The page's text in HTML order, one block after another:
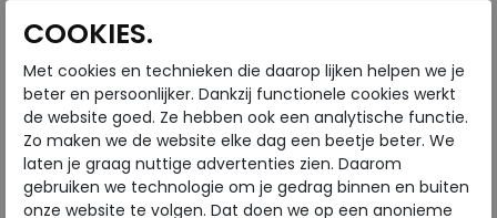
Gabor
Piedi Nudi
Pikolinos
Solidus
Think
Waldlaufer
Westland
COOKIES.
Met cookies en technieken die daarop lijken helpen we je
beter en persoonlijker. Dankzij functionele cookies werkt
de website goed. Ze hebben ook een analytische functie.
Zo maken we de website elke dag een beetje beter. We
laten je graag nuttige advertenties zien. Daarom
gebruiken we technologie om je gedrag binnen en buiten
onze website te volgen. Dat doen we op een anonieme